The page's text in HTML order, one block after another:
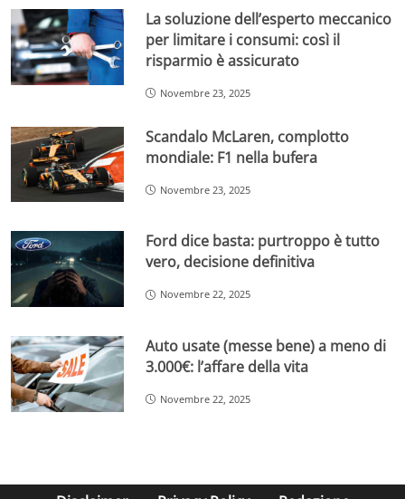
La soluzione dell’esperto meccanico
per limitare i consumi: così il
risparmio è assicurato
Novembre 23, 2025
Scandalo McLaren, complotto
mondiale: F1 nella bufera
Novembre 23, 2025
Ford dice basta: purtroppo è tutto
vero, decisione definitiva
Novembre 22, 2025
Auto usate (messe bene) a meno di
3.000€: l’affare della vita
Novembre 22, 2025